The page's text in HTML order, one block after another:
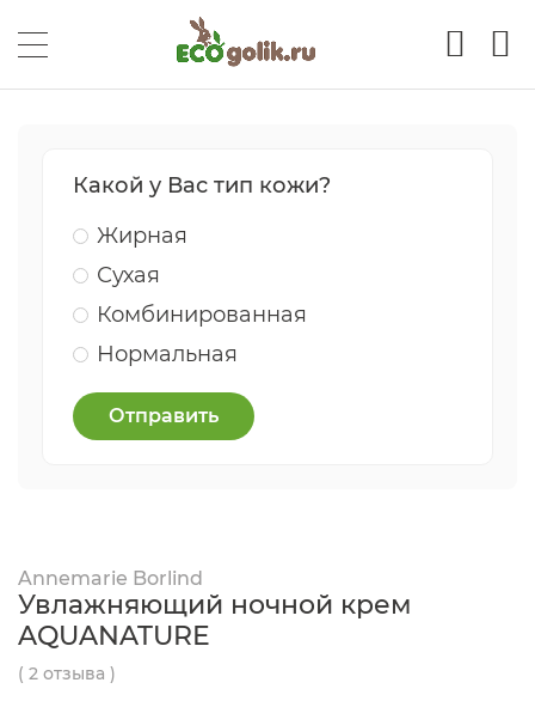
Какой у Вас тип кожи?
Жирная
Сухая
Комбинированная
Нормальная
Отправить
Annemarie Borlind
Увлажняющий ночной крем
AQUANATURE
( 2 отзыва )